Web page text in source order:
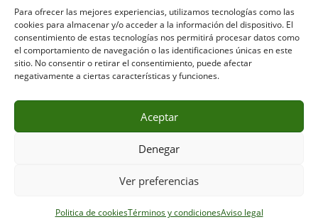
Para ofrecer las mejores experiencias, utilizamos tecnologías como las
cookies para almacenar y/o acceder a la información del dispositivo. El
consentimiento de estas tecnologías nos permitirá procesar datos como
el comportamiento de navegación o las identificaciones únicas en este
sitio. No consentir o retirar el consentimiento, puede afectar
negativamente a ciertas características y funciones.
Aceptar
Denegar
Ver preferencias
Politica de cookiesTérminos y condicionesAviso legal
C. Pozo, 13, 24003. León
POLÍTICA DE PRIVACIDAD
POLÍTICA DE COMPRA
ENVÍO Y ENTREGA TÉRMINOS Y CONDICIONES